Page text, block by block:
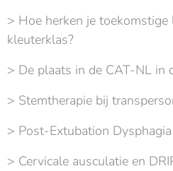
> Hoe herken je
kleuterklas?
> De plaats in de CAT-NL in
> Stemtherapie bij
> Post-Extubation
> Cervicale ausculatie en